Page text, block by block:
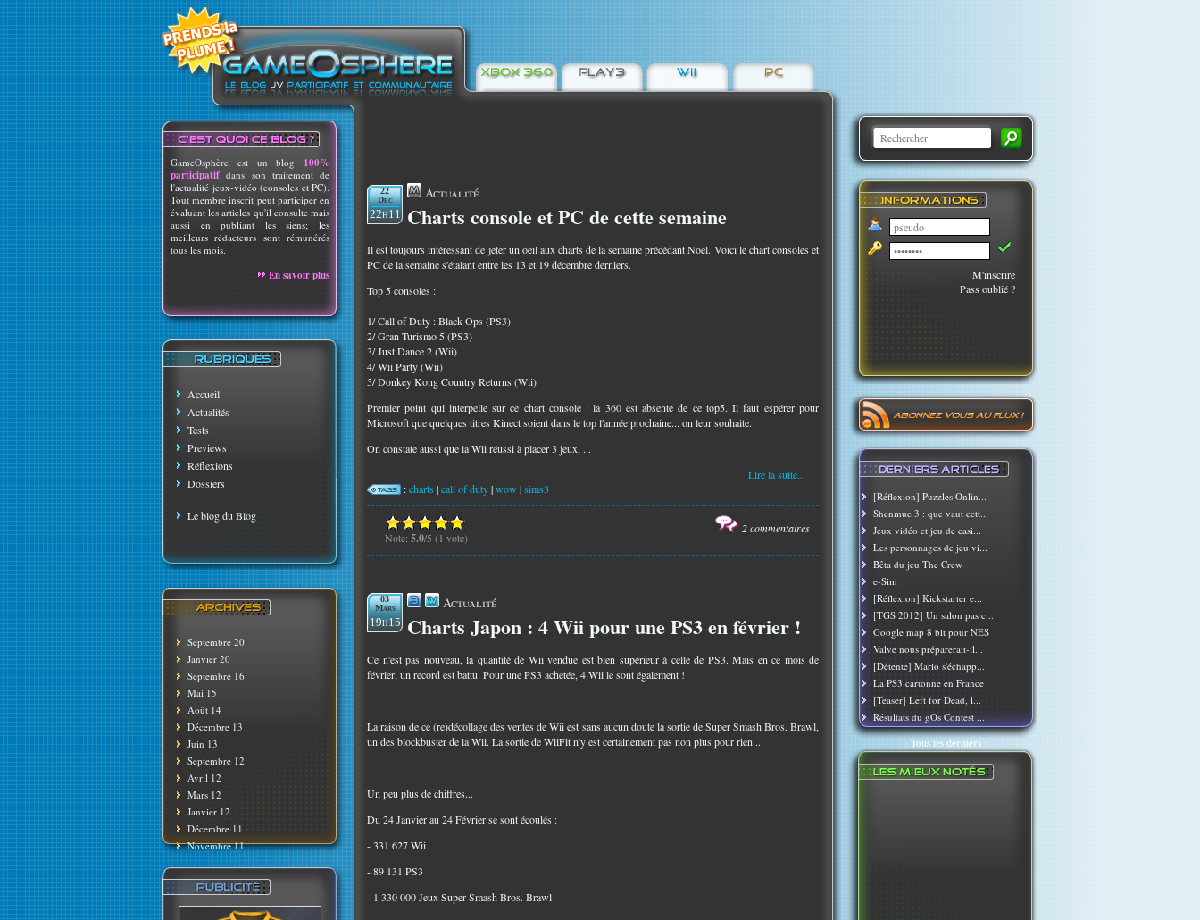
GameOsphère est un blog 100%
participatif dans son traitement de
l'actualité jeux-vidéo (consoles et PC).
Tout membre inscrit peut participer en
évaluant les articles qu'il consulte mais
aussi en publiant les siens; les
meilleurs rédacteurs sont rémunérés
tous les mois.
En savoir plus
Accueil
Actualités
Tests
Previews
Réflexions
Dossiers
Le blog du Blog
Septembre 20
Janvier 20
Septembre 16
Mai 15
Août 14
Décembre 13
Juin 13
Septembre 12
Avril 12
Mars 12
Janvier 12
Décembre 11
Novembre 11
M'inscrire
Pass oublié ?
[Réflexion] Puzzles Onlin...
Shenmue 3 : que vaut cett...
Jeux vidéo et jeu de casi...
Les personnages de jeu vi...
Bêta du jeu The Crew
e-Sim
[Réflexion] Kickstarter e...
[TGS 2012] Un salon pas c...
Google map 8 bit pour NES
Valve nous préparerait-il...
[Détente] Mario s'échapp...
La PS3 cartonne en France
[Teaser] Left for Dead, l...
Résultats du gOs Contest ...
:: Tous les derniers::
22
Déc
22h11
Actualité
Charts console et PC de cette semaine
Il est toujours intéressant de jeter un oeil aux charts de la semaine précédant Noël. Voici le chart consoles et
PC de la semaine s'étalant entre les 13 et 19 décembre derniers.
Top 5 consoles :
1/ Call of Duty : Black Ops (PS3)
2/ Gran Turismo 5 (PS3)
3/ Just Dance 2 (Wii)
4/ Wii Party (Wii)
5/ Donkey Kong Country Returns (Wii)
Premier point qui interpelle sur ce chart console : la 360 est absente de ce top5. Il faut espérer pour
Microsoft que quelques titres Kinect soient dans le top l'année prochaine... on leur souhaite.
On constate aussi que la Wii réussi à placer 3 jeux, ...
Lire la suite...
:charts |call of duty|wow |sims3
2 commentaires
Note: 5.0/5 (1 vote)
03
Mars
19h15
Actualité
Charts Japon : 4 Wii pour une PS3 en février !
Ce n'est pas nouveau, la quantité de Wii vendue est bien supérieur à celle de PS3. Mais en ce mois de
février, un record est battu. Pour une PS3 achetée, 4 Wii le sont également !
La raison de ce (re)décollage des ventes de Wii est sans aucun doute la sortie de Super Smash Bros. Brawl,
un des blockbuster de la Wii. La sortie de WiiFit n'y est certainement pas non plus pour rien...
Un peu plus de chiffres...
Du 24 Janvier au 24 Février se sont écoulés :
- 331 627 Wii
- 89 131 PS3
- 1 330 000 Jeux Super Smash Bros. Brawl